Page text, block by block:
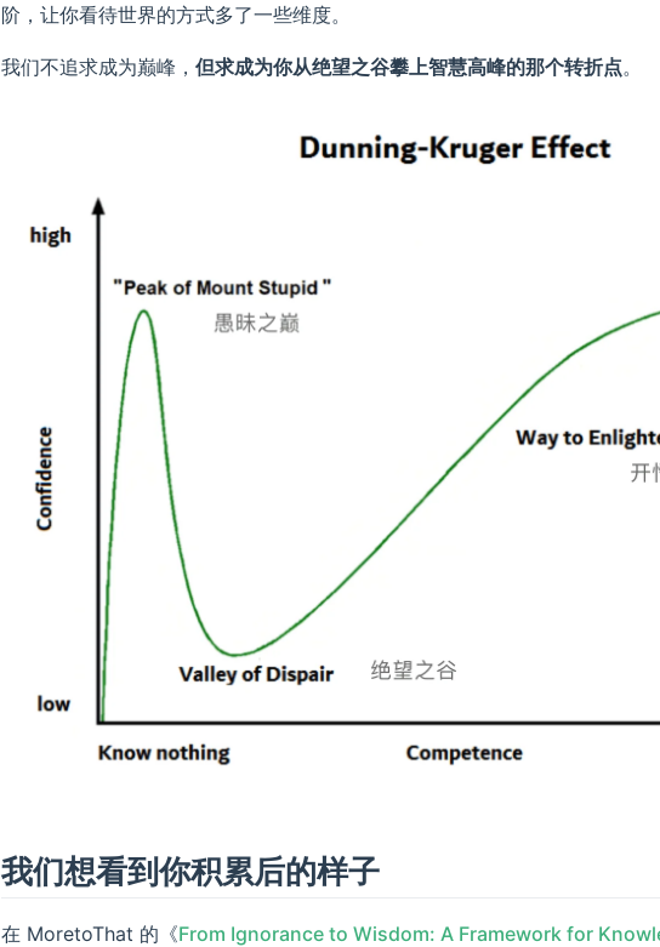
阶，让你看待世界的方式多了一些维度。
我们不追求成为巅峰， 但求成为你从绝望之谷攀上智慧高峰的那个转折点。
我们想看到你积累后的样子
在 MoretoThat 的《From Ignorance to Wisdom: A Framework for